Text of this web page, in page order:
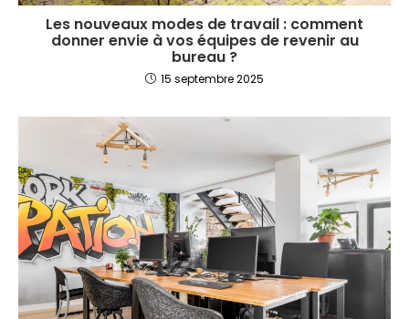
Les nouveaux modes de travail : comment
donner envie à vos équipes de revenir au
bureau ?
15 septembre 2025